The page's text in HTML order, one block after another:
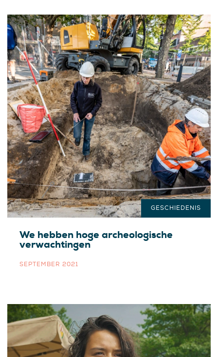
We hebben hoge archeologische
verwachtingen
SEPTEMBER 2021
GESCHIEDENIS